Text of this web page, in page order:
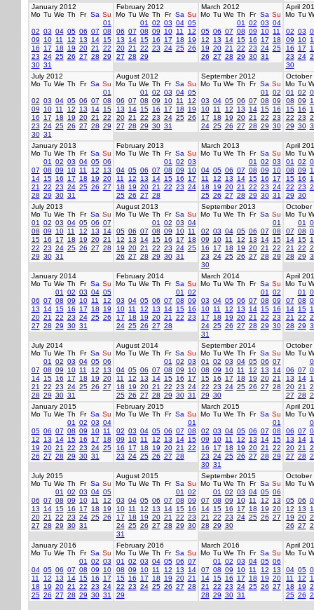
January 2012
Mo Tu We Th Fr Sa Su
01
02 03 04 05 06 07 08
09
10 11 12 13 14 15
16
17 18 19 20 21
22
23 24 25 26 27 28 29
30 31
February 2012
Mo Tu We Th Fr Sa Su
01
02 03 04 05
06 07 08 09 10 11
12
13
14 15 16 17 18
19
20 21 22 23 24 25 26
27 28 29
March 2012
Mo Tu We Th Fr Sa Su
01
02 03 04
05 06 07 08 09 10 11
12
13 14 15 16 17
18
19 20 21 22 23 24 25
26 27 28 29 30 31
April
Mo Tu
02 03
09
10
16
17
23 24
30
July 2012
Mo Tu We Th Fr Sa Su
01
02 03 04 05 06 07 08
09
10 11 12 13 14 15
16
17 18 19 20 21
22
23 24 25 26 27 28 29
30 31
August 2012
Mo Tu We Th Fr Sa Su
01
02 03 04 05
06 07 08 09 10 11
12
13
14 15 16 17 18
19
20 21 22 23 24 25 26
27 28 29 30 31
September 2012
Mo Tu We Th Fr Sa Su
01
02
03 04 05 06 07 08 09
10 11 12 13 14 15 16
17
18 19 20 21 22 23
24 25 26 27 28 29 30
October
Mo Tu
01
02
08 09
15 16
22 23
29 30
January 2013
Mo Tu We Th Fr Sa Su
01
02 03 04 05 06
07 08 09 10 11 12
13
14 15 16 17 18 19 20
21
22 23 24 25 26 27
28 29 30 31
February 2013
Mo Tu We Th Fr Sa Su
01
02 03
04 05 06 07 08 09
10
11
12 13 14 15 16
17
18
19 20 21 22 23 24
25 26 27 28
March 2013
Mo Tu We Th Fr Sa Su
01
02 03
04 05 06 07 08 09
10
11
12 13 14 15 16
17
18
19 20 21 22 23 24
25 26 27 28 29 30 31
April
Mo Tu
01
02
08 09
15 16
22 23
29 30
July 2013
Mo Tu We Th Fr Sa Su
01
02 03 04 05 06 07
08 09 10 11 12 13
14
15 16 17 18 19 20 21
22 23 24 25 26 27 28
29 30 31
August 2013
Mo Tu We Th Fr Sa Su
01
02 03 04
05 06 07 08 09 10 11
12
13 14 15 16 17
18
19 20 21 22 23 24 25
26 27 28 29 30 31
September 2013
Mo Tu We Th Fr Sa Su
01
02 03 04 05 06 07 08
09
10 11 12 13 14 15
16
17 18 19 20 21
22
23 24 25 26 27 28 29
30
October
Mo Tu
01
07 08
14 15
21
22
28 29
January 2014
Mo Tu We Th Fr Sa Su
01
02 03 04 05
06 07 08 09 10 11
12
13
14 15 16 17 18
19
20 21 22 23 24 25 26
27 28 29 30 31
February 2014
Mo Tu We Th Fr Sa Su
01
02
03 04 05 06 07 08 09
10 11 12 13 14 15 16
17
18 19 20 21 22 23
24 25 26 27 28
March 2014
Mo Tu We Th Fr Sa Su
01
02
03 04 05 06 07 08 09
10 11 12 13 14 15 16
17
18 19 20 21 22 23
24 25 26 27 28 29 30
31
April
Mo Tu
01
07 08
14 15
21
22
28 29
July 2014
Mo Tu We Th Fr Sa Su
01
02 03 04 05 06
07 08 09 10 11 12
13
14 15 16 17 18 19 20
21
22 23 24 25 26 27
28 29 30 31
August 2014
Mo Tu We Th Fr Sa Su
01
02 03
04 05 06 07 08 09
10
11
12 13 14 15 16
17
18
19 20 21 22 23 24
25 26 27 28 29 30 31
September 2014
Mo Tu We Th Fr Sa Su
01
02 03 04 05 06 07
08 09 10 11 12 13
14
15 16 17 18 19 20 21
22 23 24 25 26 27 28
29 30
October
Mo Tu
06 07
13
14
20 21
27 28
January 2015
Mo Tu We Th Fr Sa Su
01
02 03 04
05 06 07 08 09 10 11
12
13 14 15 16 17
18
19 20 21 22 23 24 25
26 27 28 29 30 31
February 2015
Mo Tu We Th Fr Sa Su
01
02 03 04 05 06 07 08
09
10 11 12 13 14 15
16
17 18 19 20 21
22
23 24 25 26 27 28
March 2015
Mo Tu We Th Fr Sa Su
01
02 03 04 05 06 07 08
09
10 11 12 13 14 15
16
17 18 19 20 21
22
23 24 25 26 27 28 29
30 31
April
Mo Tu
06 07
13
14
20 21
27 28
July 2015
Mo Tu We Th Fr Sa Su
01
02 03 04 05
06 07 08 09 10 11
12
13
14 15 16 17 18
19
20 21 22 23 24 25 26
27 28 29 30 31
August 2015
Mo Tu We Th Fr Sa Su
01
02
03 04 05 06 07 08 09
10 11 12 13 14 15 16
17
18 19 20 21 22 23
24 25 26 27 28 29 30
31
September 2015
Mo Tu We Th Fr Sa Su
01
02 03 04 05 06
07 08 09 10 11 12
13
14 15 16 17 18 19 20
21
22 23 24 25 26 27
28 29 30
October
Mo Tu
05 06
12
13
19 20
26 27
January 2016
Mo Tu We Th Fr Sa Su
01
02 03
04 05 06 07 08 09
10
11
12 13 14 15 16
17
18
19 20 21 22 23 24
25 26 27 28 29 30 31
February 2016
Mo Tu We Th Fr Sa Su
01
02 03 04 05 06 07
08 09 10 11 12 13
14
15 16 17 18 19 20 21
22 23 24 25 26 27 28
29
March 2016
Mo Tu We Th Fr Sa Su
01
02 03 04 05 06
07 08 09 10 11 12
13
14 15 16 17 18 19 20
21
22 23 24 25 26 27
28 29 30 31
April
Mo Tu
04 05
11
12
18
19
25 26